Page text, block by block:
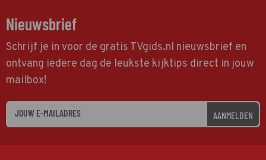
Nieuwsbrief
Schrijf je in voor de gratis TVgids.nl nieuwsbrief en
ontvang iedere dag de leukste kijktips direct in jouw
mailbox!
AANMELDEN